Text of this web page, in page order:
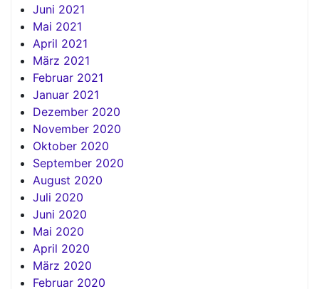
Juni 2021
Mai 2021
April 2021
März 2021
Februar 2021
Januar 2021
Dezember 2020
November 2020
Oktober 2020
September 2020
August 2020
Juli 2020
Juni 2020
Mai 2020
April 2020
März 2020
Februar 2020